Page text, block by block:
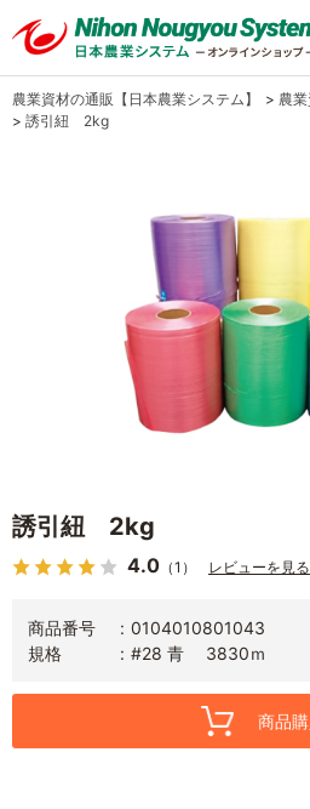
農業資材の通販【日本農業システム】 > 農
> 誘引紐 2kg
誘引紐 2kg
4.0 （1） レビューを見る
商品番号
0104010801043
規格
#28 青 3830ｍ
商品